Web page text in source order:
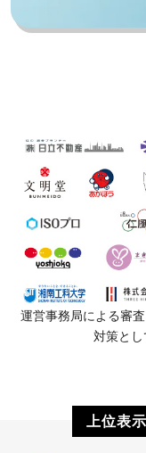
運営事務局による審
対策とし
上位表